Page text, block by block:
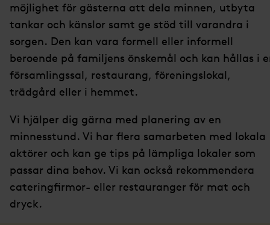
möjlighet för gästerna att dela minnen, utbyta
tankar och känslor samt ge stöd till varandra i
sorgen. Den kan vara formell eller informell
beroende på familjens önskemål och kan hållas i
församlingssal, restaurang, föreningslokal,
trädgård eller i hemmet.
Vi hjälper dig gärna med planering av en
minnesstund. Vi har flera samarbeten med lokala
aktörer och kan ge tips på lämpliga lokaler som
passar dina behov. Vi kan också rekommendera
cateringfirmor- eller restauranger för mat och
dryck.